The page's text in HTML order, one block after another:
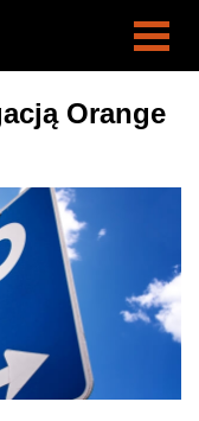
Orange